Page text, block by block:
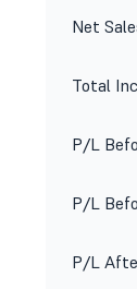
Net
Total
P/L
P/L
P/L